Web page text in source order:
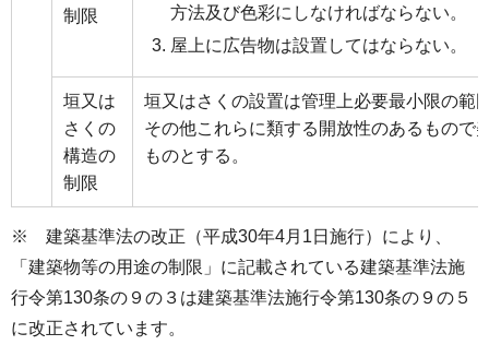
制限
方法及び色彩にしなければならない。
屋上に広告物は設置してはならない。
垣又は
さくの
構造の
制限
垣又はさくの設置は管理上必要最小限の範
その他これらに類する開放性のあるもので
ものとする。
※ 建築基準法の改正（平成30年4月1日施行）により、
「建築物等の用途の制限」に記載されている建築基準法施
行令第130条の９の３は建築基準法施行令第130条の９の５
に改正されています。